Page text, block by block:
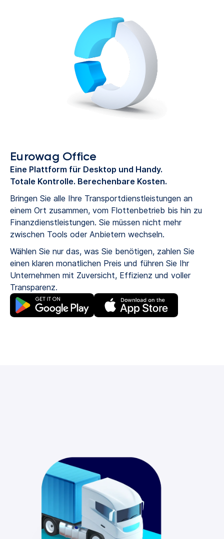
Eurowag Office
Eine Plattform für Desktop und Handy.
Totale Kontrolle. Berechenbare Kosten.
Bringen Sie alle Ihre Transportdienstleistungen an
einem Ort zusammen, vom Flottenbetrieb bis hin zu
Finanzdienstleistungen. Sie müssen nicht mehr
zwischen Tools oder Anbietern wechseln.
Wählen Sie nur das, was Sie benötigen, zahlen Sie
einen klaren monatlichen Preis und führen Sie Ihr
Unternehmen mit Zuversicht, Effizienz und voller
Transparenz.